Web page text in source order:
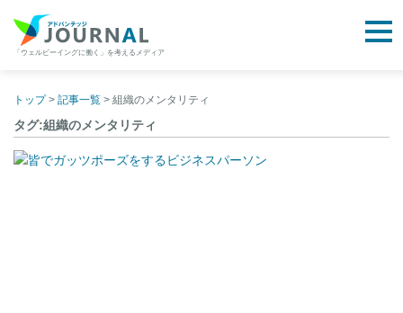
content
「ウェルビーイングに働く」を考えるメディア
トップ> 記事一覧 > 組織のメンタリティ
タグ:組織のメンタリティ